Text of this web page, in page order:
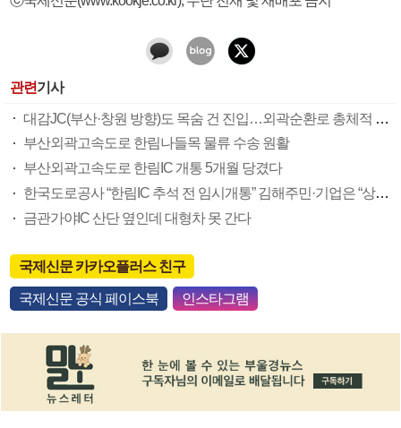
관련기사
대감JC(부산·창원 방향)도 목숨 건 진입…외곽순환로 총체적 부실
부산외곽고속도로 한림나들목 물류 수송 원활
부산외곽고속도로 한림IC 개통 5개월 당겼다
한국도로공사 “한림IC 추석 전 임시개통” 김해주민·기업은 “상반기” 요구
금관가야IC 산단 옆인데 대형차 못 간다
국제신문 카카오플러스 친구
국제신문 공식 페이스북 인스타그램